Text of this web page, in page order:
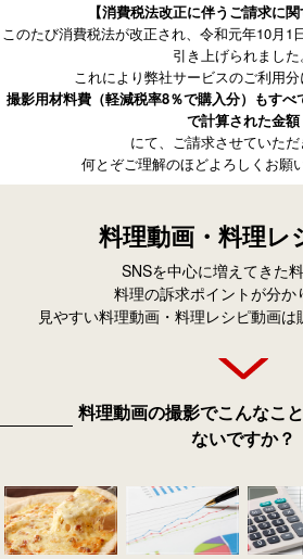
【消費税法改正に伴うご請求に関
このたび消費税法が改正され、令和元年10月1
引き上げられました。
これにより弊社サービスのご利用分
撮影用材料費（軽減税率8％で購入分）もす
で計算された金額
にて、ご請求させていただ
何とぞご理解のほどよろしくお願
料理動画・料理レ
SNSを中心に増えてきた料
料理の訴求ポイントが分か
見やすい料理動画・料理レシピ動画は
料理動画の撮影でこんなこ
ないですか？